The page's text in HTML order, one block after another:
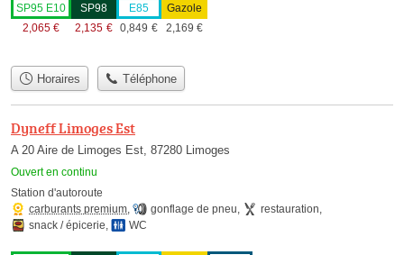
SP95 E10
2,065 €
SP98
2,135 €
E85
0,849 €
Gazole
2,169 €
Horaires Téléphone
Dyneff Limoges Est
A 20 Aire de Limoges Est, 87280 Limoges
Ouvert en continu
Station d'autoroute
carburants premium, gonflage de pneu, restauration,
snack / épicerie, WC